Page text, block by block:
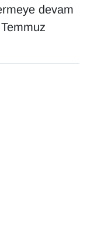
devam